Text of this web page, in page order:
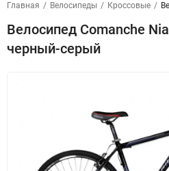
Главная / Велосипеды / Кроссовые /
Велосипед Comanche
черный-серый